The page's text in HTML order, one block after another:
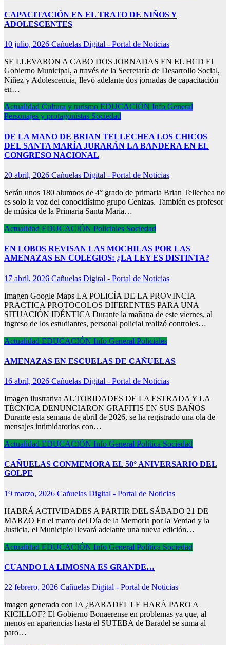
CAPACITACIÓN EN EL TRATO DE NIÑOS Y
ADOLESCENTES
10 julio, 2026 Cañuelas Digital - Portal de Noticias
SE LLEVARON A CABO DOS JORNADAS EN EL HCD El
Gobierno Municipal, a través de la Secretaría de Desarrollo Social,
Niñez y Adolescencia, llevó adelante dos jornadas de capacitación
en…
Actualidad Cultura y turismo EDUCACIÓN Info General
Personajes y protagonistas Sociedad
DE LA MANO DE BRIAN TELLECHEA LOS CHICOS
DEL SANTA MARÍA JURARÁN LA BANDERA EN EL
CONGRESO NACIONAL
20 abril, 2026 Cañuelas Digital - Portal de Noticias
Serán unos 180 alumnos de 4° grado de primaria Brian Tellechea no
es solo la voz del conocidísimo grupo Cenizas. También es profesor
de música de la Primaria Santa María…
Actualidad EDUCACIÓN Policiales Sociedad
EN LOBOS REVISAN LAS MOCHILAS POR LAS
AMENAZAS EN COLEGIOS: ¿LA LEY ES DISTINTA?
17 abril, 2026 Cañuelas Digital - Portal de Noticias
Imagen Google Maps LA POLICÍA DE LA PROVINCIA
PRACTICA PROTOCOLOS DIFERENTES PARA UNA
SITUACIÓN IDÉNTICA Durante la mañana de este viernes, al
ingreso de los estudiantes, personal policial realizó controles…
Actualidad EDUCACIÓN Info General Policiales
AMENAZAS EN ESCUELAS DE CAÑUELAS
16 abril, 2026 Cañuelas Digital - Portal de Noticias
Imagen ilustrativa AUTORIDADES DE LA ESTRADA Y LA
TÉCNICA DENUNCIARON GRAFITIS EN SUS BAÑOS
Durante esta semana de abril de 2026, se ha registrado una ola de
mensajes intimidatorios con…
Actualidad EDUCACIÓN Info General Política Sociedad
CAÑUELAS CONMEMORA EL 50° ANIVERSARIO DEL
GOLPE
19 marzo, 2026 Cañuelas Digital - Portal de Noticias
HABRÁ ACTIVIDADES A PARTIR DEL SÁBADO 21 DE
MARZO En el marco del Día de la Memoria por la Verdad y la
Justicia, el Municipio llevará adelante una nueva edición…
Actualidad EDUCACIÓN Info General Política Sociedad
CUANDO LA LIMOSNA ES GRANDE…
22 febrero, 2026 Cañuelas Digital - Portal de Noticias
imagen generada con IA ¿BARADEL LE HARÁ PARO A
KICILLOF? El Gobierno Bonaerense en problemas ya que, al
menos en apariencias hasta el SUTEBA de Baradel se suma al
paro…